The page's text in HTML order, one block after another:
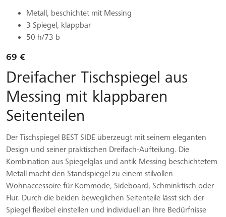
Metall, beschichtet mit Messing
3 Spiegel, klappbar
50 h/73 b
69 €
Dreifacher Tischspiegel aus
Messing mit klappbaren
Seitenteilen
Der Tischspiegel BEST SIDE überzeugt mit seinem eleganten
Design und seiner praktischen Dreifach-Aufteilung. Die
Kombination aus Spiegelglas und antik Messing beschichtetem
Metall macht den Standspiegel zu einem stilvollen
Wohnaccessoire für Kommode, Sideboard, Schminktisch oder
Flur. Durch die beiden beweglichen Seitenteile lässt sich der
Spiegel flexibel einstellen und individuell an Ihre Bedürfnisse